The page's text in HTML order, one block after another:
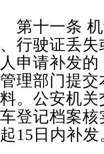
十一条
行驶证丢
申请补发
理部门提
。公安机
登记档案
15 日内补发